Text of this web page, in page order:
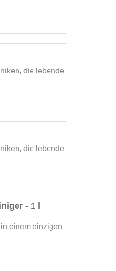
die lebende
die lebende
- 1 l
einem einzigen